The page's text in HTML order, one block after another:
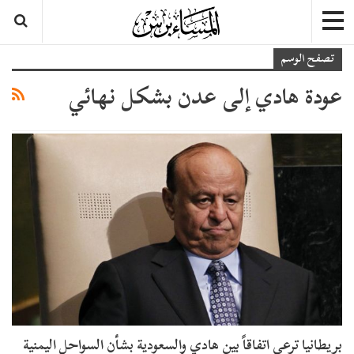
تصفح الوسم
عودة هادي إلى عدن بشكل نهائي
بريطانيا ترعى اتفاقاً بين هادي والسعودية بشأن السواحل اليمنية